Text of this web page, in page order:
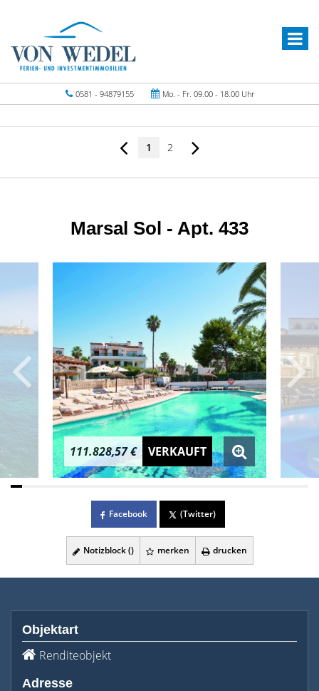
0581 - 94879155 Mo. - Fr. 09.00 - 18.00 Uhr
1 2
Marsal Sol - Apt. 433
111.828,57 € VERKAUFT
Facebook (Twitter)
Notizblock () merken drucken
Objektart
Renditeobjekt
Adresse